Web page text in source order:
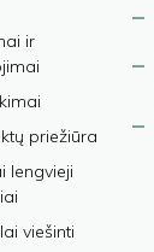
ir
priežiūra
lengvieji
viešinti